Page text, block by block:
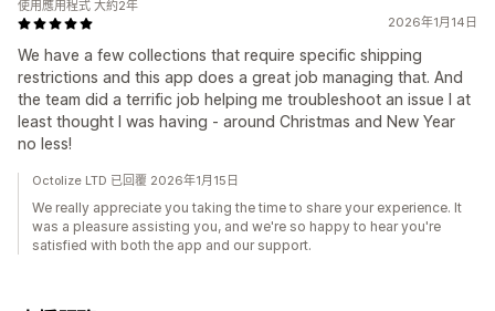
2026年1月14日
We have a few collections that require specific shipping
restrictions and this app does a great job managing that. And
the team did a terrific job helping me troubleshoot an issue I at
least thought I was having - around Christmas and New Year
no less!
使用應用程式 大約2年
Octolize LTD 已回覆 2026年1月15日
We really appreciate you taking the time to share your experience. It
was a pleasure assisting you, and we're so happy to hear you're
satisfied with both the app and our support.